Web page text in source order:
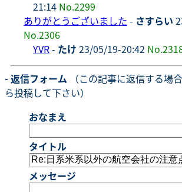
21:14 No.2299
ありがとうございました - さすらい
No.2306
YVR- たけ 23/05/19-20:42
- 返信フォーム （この記事に返信する場
ら投稿して下さい）
おなまえ
タイトル
メッセージ